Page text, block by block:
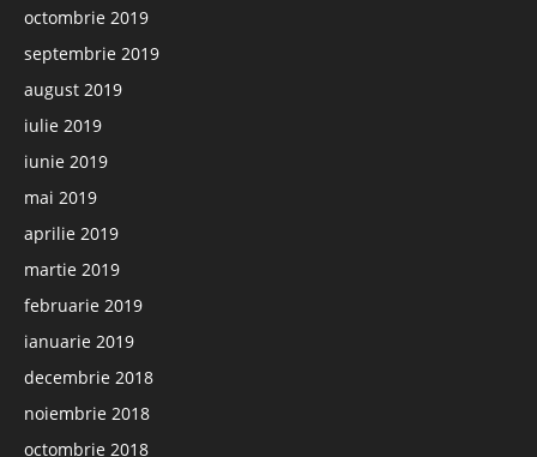
octombrie 2019
septembrie 2019
august 2019
iulie 2019
iunie 2019
mai 2019
aprilie 2019
martie 2019
februarie 2019
ianuarie 2019
decembrie 2018
noiembrie 2018
octombrie 2018